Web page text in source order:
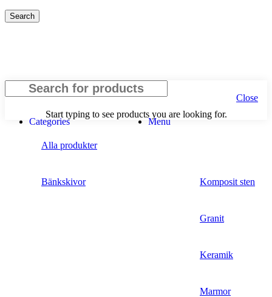
Search
Start typing to see products you are looking for.
Close
Menu
Categories
Alla produkter
Bänkskivor Komposit sten
Granit
Keramik
Marmor